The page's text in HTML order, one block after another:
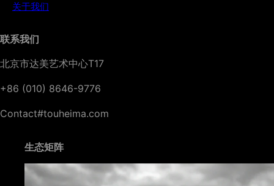
关于我们
联系我们
北京市达美艺术中心T17
+86 (010) 8646-9776
Contact#touheima.com
生态矩阵